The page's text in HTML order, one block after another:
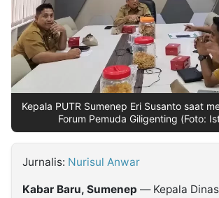
Follow
Kabarbaru
Kepala PUTR Sumenep Eri Susanto saat
Forum Pemuda Giligenting (Foto:
Jurnalis: Nurisul Anwar
Kabar Baru, Sumenep — Kepala